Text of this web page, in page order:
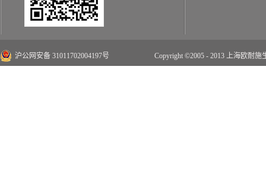
沪公网安备 31011702004197号 Copyright ©2005 - 2013 上海欧耐施